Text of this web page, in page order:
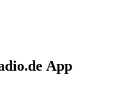
App